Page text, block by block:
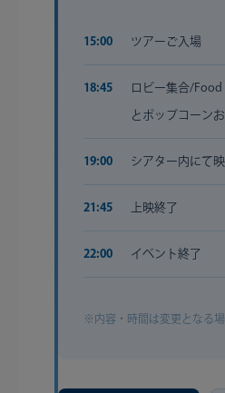
15:00 ツアーご入場
18:45
ロビー集合/
とポップコーン
19:00 シアター内にて
21:45 上映終了
22:00 イベント終了
※内容・時間は変更となる場